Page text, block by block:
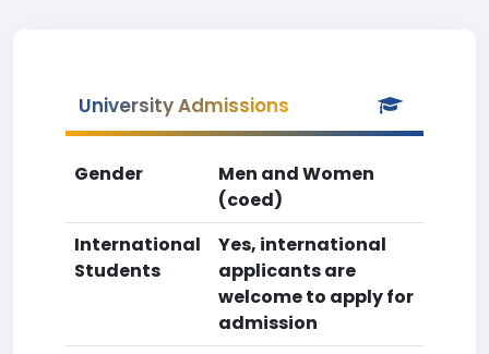
University Admissions
Gender
Men and Women
(coed)
International
Students
Yes, international
applicants are
welcome to apply for
admission